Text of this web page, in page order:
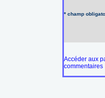
* champ
Accéder aux
commentaires